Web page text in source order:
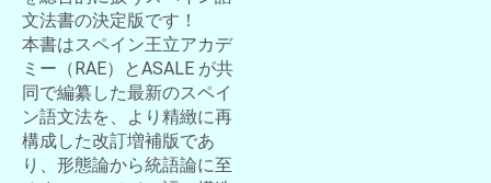
文法書の決定版です！
本書はスペイン王立アカデ
ミー（RAE）とASALE が共
同で編纂した最新のスペイ
ン語文法を、より精緻に再
構成した改訂増補版であ
り、形態論から統語論に至